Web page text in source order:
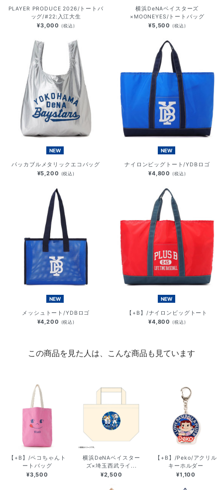
PLAYER PRODUCE 2026/トートバ
ッグ/#22:入江大生
¥3,000 (税込)
横浜DeNAベイスターズ
×MOONEYES/トートバッグ
¥5,500 (税込)
NEW
パッカブルメタリックエコバッグ
¥5,200 (税込)
NEW
ナイロンビッグトート/YDBロゴ
¥4,800 (税込)
NEW
メッシュトート/YDBロゴ
¥4,200 (税込)
NEW
【+B】/ナイロンビッグトート
¥4,800 (税込)
この商品を見た人は、こんな商品も見ています
【+B】/ペコちゃんト
ートバッグ
¥3,500
横浜DeNAベイスター
ズ×埼玉西武ライ...
¥2,500
【+B】/Peko/アクリル
キーホルダー
¥1,100